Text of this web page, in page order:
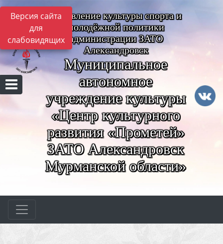
Версия сайта
для
слабовидящих
Управление культуры спорта и
молодёжной политики
администрации ЗАТО
Александровск
Муниципальное
автономное
учреждение культуры
«Центр культурного
развития «Прометей»
ЗАТО Александровск
Мурманской области»